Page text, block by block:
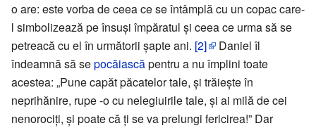
o are: este vorba de ceea ce se întâmplă cu un copac care-
l simbolizează pe însuși împăratul și ceea ce urma să se
petreacă cu el în următorii șapte ani. [2]
Daniel îl
îndeamnă să sepocăiascăpentru a nu împlini toate
acestea: „Pune capăt păcatelor tale, și trăiește în
neprihănire, rupe -o cu nelegiuirile tale, și ai milă de cei
nenorociți, și poate că ți se va prelungi fericirea!” Dar